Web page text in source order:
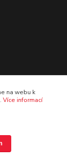
na webu k
Více informací